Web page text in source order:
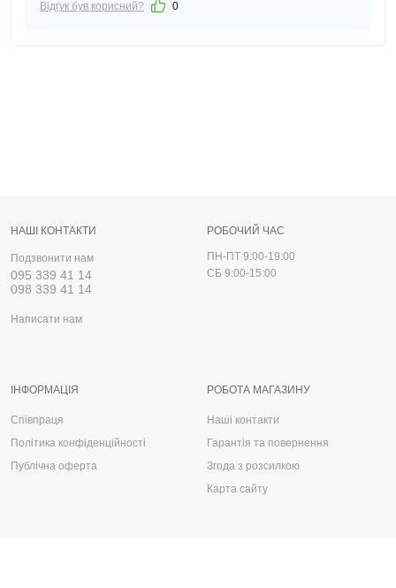
Відгук був корисний? 0
НАШІ КОНТАКТИ
Подзвонити нам
095 339 41 14
098 339 41 14
Написати нам
РОБОТА МАГАЗИНУ
Наші контакти
Гарантія та повернення
Згода з розсилкою
Карта сайту
ІНФОРМАЦІЯ
Співпраця
Політика конфіденційності
Публічна оферта
РОБОЧИЙ ЧАС
ПН-ПТ 9:00-19:00
СБ 9:00-15:00